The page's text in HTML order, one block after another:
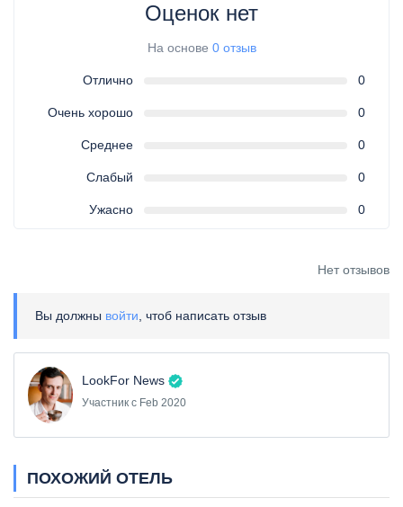
Оценок нет
На основе 0 отзыв
Отлично 0
Очень хорошо 0
Среднее 0
Слабый 0
Ужасно 0
Нет отзывов
Вы должны войти , чтоб написать отзыв
LookFor News
Участник с Feb 2020
ПОХОЖИЙ ОТЕЛЬ